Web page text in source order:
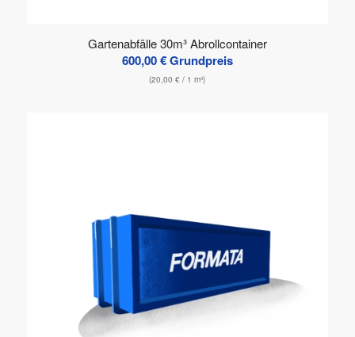
Gartenabfälle 30m³ Abrollcontainer
600,00€Grundpreis
(20,00€ / 1 m³)